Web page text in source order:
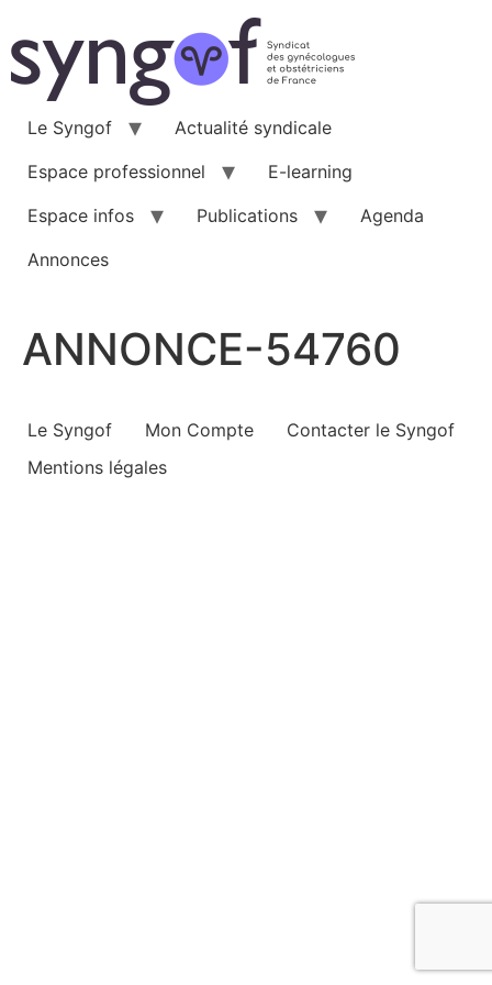
au
contenu
Le Syngof
Actualité syndicale
Espace professionnel
E-learning
Espace infos
Publications
Agenda
Annonces
ANNONCE-54760
Le Syngof Mon Compte
Contacter le Syngof
Mentions légales